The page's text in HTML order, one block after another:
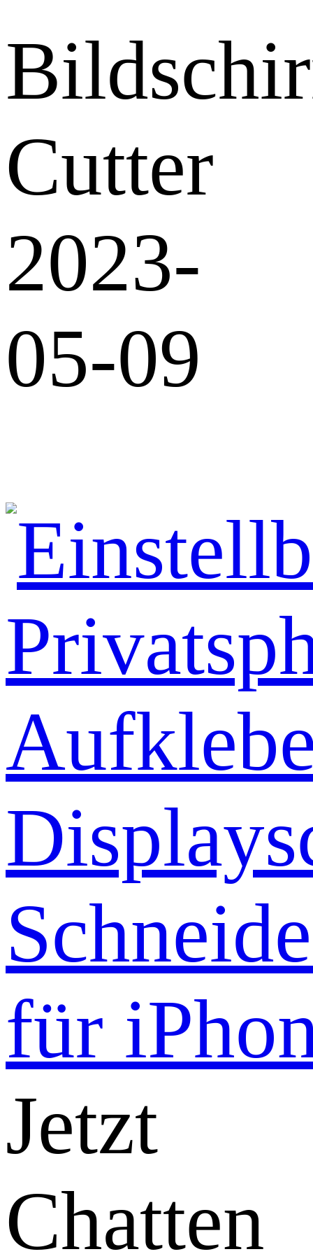
Cutter
2023-
05-09
Jetzt
Chatten